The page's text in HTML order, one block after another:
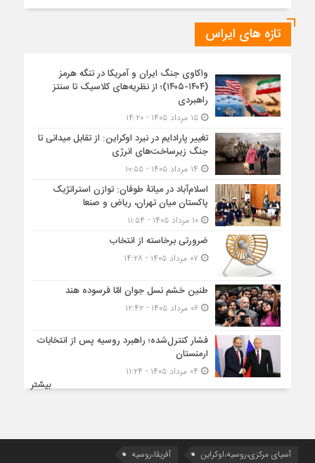
تازه های ایراس
واکاوی جنگ ایران و آمریکا در تنگه هرمز
(۱۴۰۴-۱۴۰۵)؛ از نظریه‌های کلاسیک تا سنتز
راهبردی
۱۵ مرداد ۱۴۰۵ - ۱۴:۲۰
تغییر پارادایم در نبرد اوکراین: از تقابل میدانی تا
جنگ زیرساخت‌های انرژی
اسلام‌آباد در میانۀ طوفان: توازن استراتژیک
پاکستان میان تهران، ریاض و صنعا
۱۰ مرداد ۱۴۰۵ - ۱۱:۵۴
ضرورتی برخاسته از انتخاب
طنین خشم نسل جوان امّا فرسوده هند
۰۶ مرداد ۱۴۰۵ - ۱۲:۴۲
فشار کنترل‌شده؛ راهبرد روسیه پس از انتخابات
ارمنستان
بیشتر
آسیای مرکزی،روسیه،اوکراین
آفریقا،روسیه